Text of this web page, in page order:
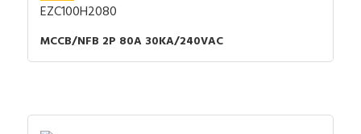
EZC100H2080
MCCB/NFB 2P 80A 30KA/240VAC